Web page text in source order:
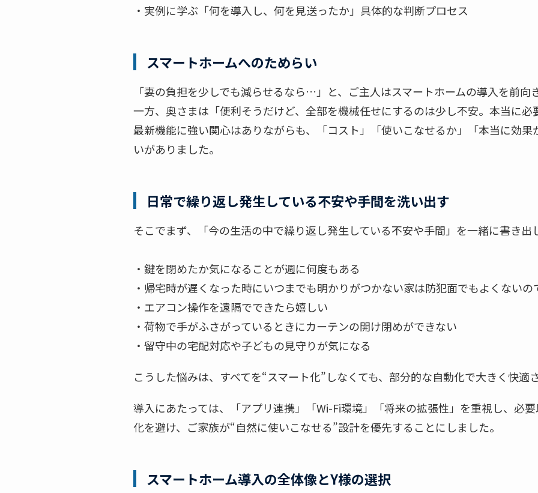
・実例に学ぶ「何を導入し、何を見送ったか」具体的な判断プロセス
スマートホームへのためらい
「妻の負担を少しでも減らせるなら…」と、ご主人はスマートホームの導入を前向
一方、奥さまは「便利そうだけど、全部を機械任せにするのは少し不安。本当に
最新機能に強い関心はありながらも、「コスト」「使いこなせるか」「本当に効
いがありました。
日常で繰り返し発生している不安や手間を洗い出す
そこでまず、「今の生活の中で繰り返し発生している不安や手間」を一緒に書き出
・鍵を閉めたか気になることが週に何度もある
・帰宅時が遅くなった時にいつまでも明かりがつかない家は防犯面でもよくないの
・エアコン操作を遠隔でできたら嬉しい
・荷物で手がふさがっているときにカーテンの開け閉めができない
・留守中の宅配対応や子どもの見守りが気になる
こうした悩みは、すべてを“スマート化”しなくても、部分的な自動化で大きく快適
導入にあたっては、「アプリ連携」「Wi-Fi環境」「将来の拡張性」を重視し、必
化を避け、ご家族が“自然に使いこなせる”設計を優先することにしました。
スマートホーム導入の全体像とY様の選択